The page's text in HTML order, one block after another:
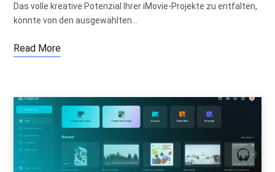
Das volle kreative Potenzial Ihrer iMovie-Projekte zu entfalten,
könnte von den ausgewählten…
Read More